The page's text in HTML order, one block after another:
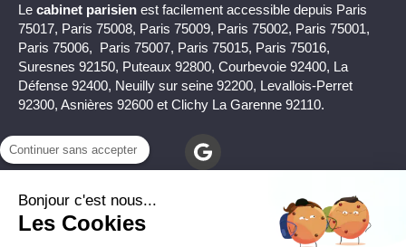
Le cabinet parisien est facilement accessible depuis Paris
75017, Paris 75008, Paris 75009, Paris 75002, Paris 75001,
Paris 75006, Paris 75007, Paris 75015, Paris 75016,
Suresnes 92150, Puteaux 92800, Courbevoie 92400, La
Défense 92400, Neuilly sur seine 92200, Levallois-Perret
92300, Asnières 92600 et Clichy La Garenne 92110.
Continuer sans accepter
Bonjour c'est nous...
Les Cookies